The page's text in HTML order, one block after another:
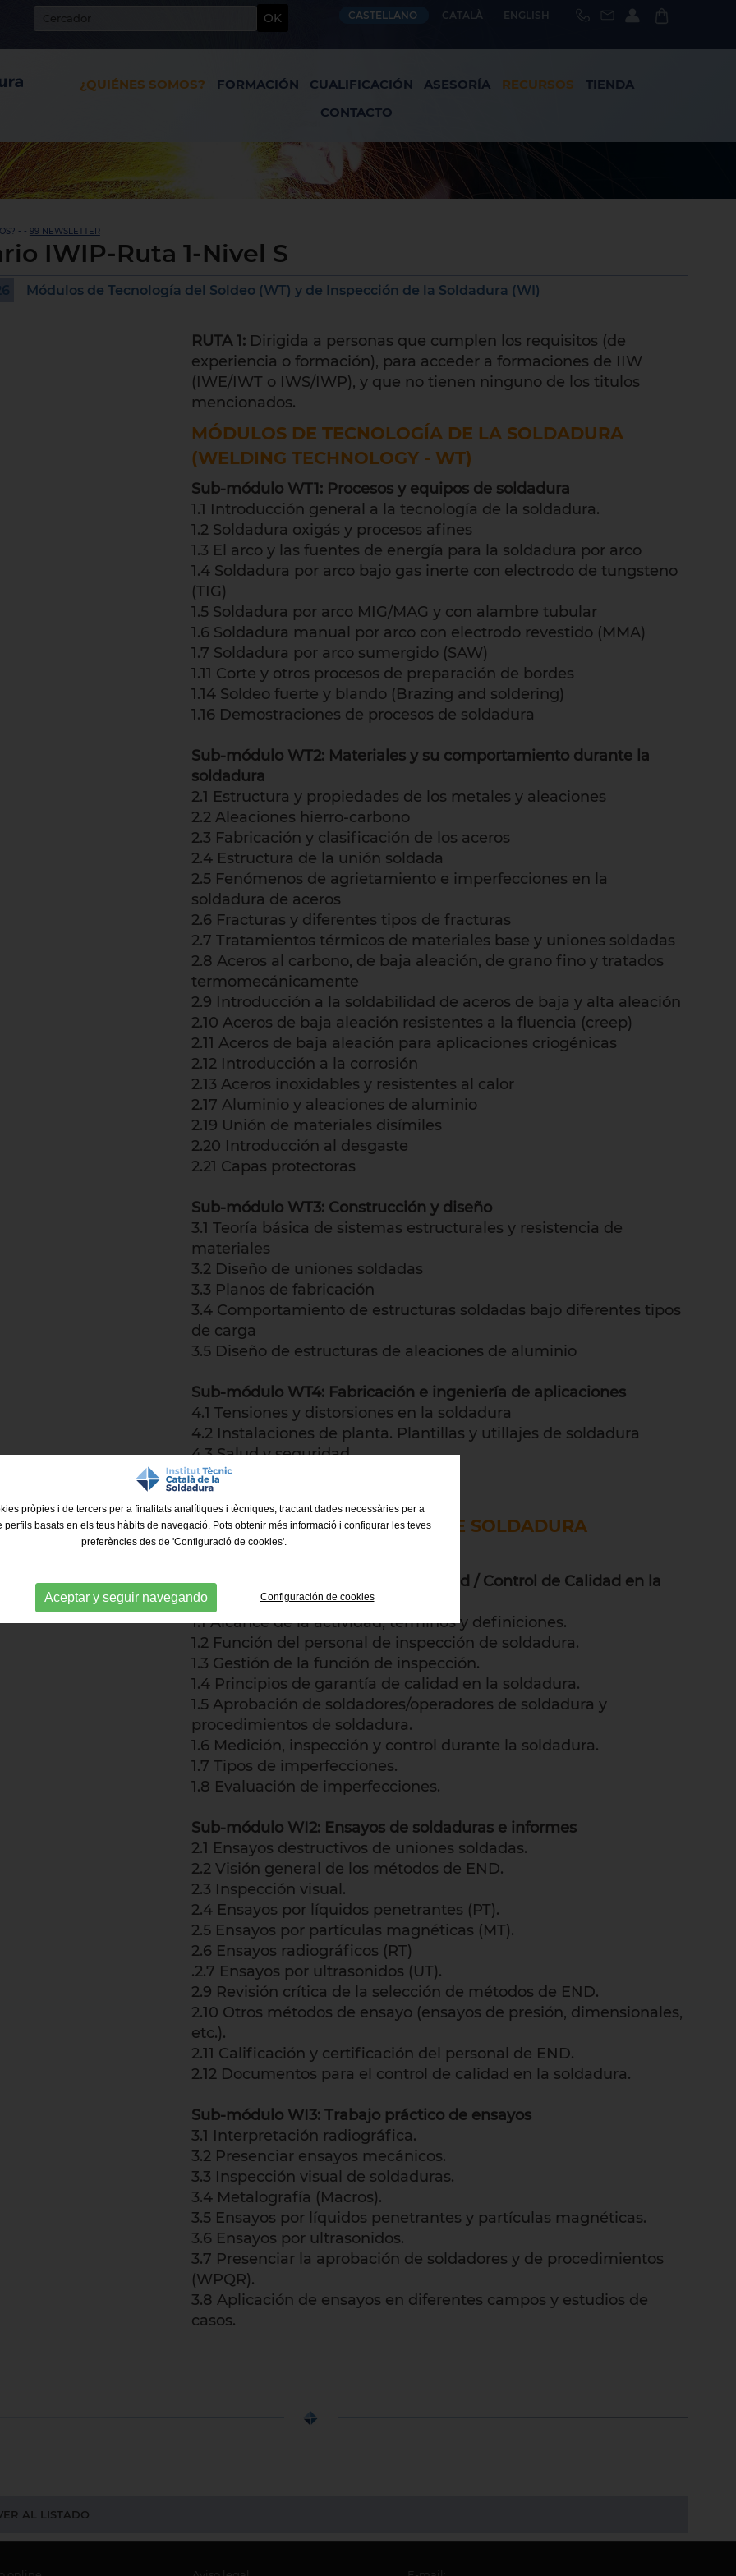
OK CASTELLANO CATALÀ ENGLISH
¿QUIÉNES SOMOS? FORMACIÓN CUALIFICACIÓN ASESORÍA RECURSOS
TIENDA
CONTACTO
- - 99 NEWSLETTER
IWIP-Ruta 1-Nivel S
Módulos de Tecnología del Soldeo (WT) y de Inspección de la Soldadura (WI)
RUTA 1: Dirigida a personas que cumplen los requisitos (de
experiencia o formación), para acceder a formaciones de IIW
(IWE/IWT o IWS/IWP), y que no tienen ninguno de los titulos
mencionados.
MÓDULOS DE TECNOLOGÍA DE LA SOLDADURA
(WELDING TECHNOLOGY - WT)
Sub-módulo WT1: Procesos y equipos de soldadura
1.1 Introducción general a la tecnología de la soldadura.
1.2 Soldadura oxigás y procesos afines
1.3 El arco y las fuentes de energía para la soldadura por arco
1.4 Soldadura por arco bajo gas inerte con electrodo de tungsteno
(TIG)
1.5 Soldadura por arco MIG/MAG y con alambre tubular
1.6 Soldadura manual por arco con electrodo revestido (MMA)
1.7 Soldadura por arco sumergido (SAW)
1.11 Corte y otros procesos de preparación de bordes
1.14 Soldeo fuerte y blando (Brazing and soldering)
1.16 Demostraciones de procesos de soldadura
Sub-módulo WT2: Materiales y su comportamiento durante la
soldadura
2.1 Estructura y propiedades de los metales y aleaciones
2.2 Aleaciones hierro-carbono
2.3 Fabricación y clasificación de los aceros
2.4 Estructura de la unión soldada
2.5 Fenómenos de agrietamiento e imperfecciones en la
soldadura de aceros
2.6 Fracturas y diferentes tipos de fracturas
2.7 Tratamientos térmicos de materiales base y uniones soldadas
2.8 Aceros al carbono, de baja aleación, de grano fino y tratados
termomecánicamente
2.9 Introducción a la soldabilidad de aceros de baja y alta aleación
2.10 Aceros de baja aleación resistentes a la fluencia (creep)
2.11 Aceros de baja aleación para aplicaciones criogénicas
2.12 Introducción a la corrosión
2.13 Aceros inoxidables y resistentes al calor
2.17 Aluminio y aleaciones de aluminio
2.19 Unión de materiales disímiles
2.20 Introducción al desgaste
2.21 Capas protectoras
Sub-módulo WT3: Construcción y diseño
3.1 Teoría básica de sistemas estructurales y resistencia de
materiales
3.2 Diseño de uniones soldadas
3.3 Planos de fabricación
3.4 Comportamiento de estructuras soldadas bajo diferentes tipos
de carga
3.5 Diseño de estructuras de aleaciones de aluminio
Sub-módulo WT4: Fabricación e ingeniería de aplicaciones
4.1 Tensiones y distorsiones en la soldadura
4.2 Instalaciones de planta. Plantillas y utillajes de soldadura
4.3 Salud y seguridad
4.4 Soldadura de reparación
MÓDULOS DE INSPECCIÓN DE SOLDADURA
(WELDING INSPECTION - WI)
Sub-módulo WI1: Garantía de Calidad / Control de Calidad en la
Inspección
1.1 Alcance de la actividad, términos y definiciones.
1.2 Función del personal de inspección de soldadura.
1.3 Gestión de la función de inspección.
1.4 Principios de garantía de calidad en la soldadura.
1.5 Aprobación de soldadores/operadores de soldadura y
procedimientos de soldadura.
1.6 Medición, inspección y control durante la soldadura.
1.7 Tipos de imperfecciones.
1.8 Evaluación de imperfecciones.
Sub-módulo WI2: Ensayos de soldaduras e informes
2.1 Ensayos destructivos de uniones soldadas.
2.2 Visión general de los métodos de END.
2.3 Inspección visual.
2.4 Ensayos por líquidos penetrantes (PT).
2.5 Ensayos por partículas magnéticas (MT).
2.6 Ensayos radiográficos (RT)
.2.7 Ensayos por ultrasonidos (UT).
2.9 Revisión crítica de la selección de métodos de END.
2.10 Otros métodos de ensayo (ensayos de presión, dimensionales,
etc.).
2.11 Calificación y certificación del personal de END.
2.12 Documentos para el control de calidad en la soldadura.
Sub-módulo WI3: Trabajo práctico de ensayos
3.1 Interpretación radiográfica.
3.2 Presenciar ensayos mecánicos.
3.3 Inspección visual de soldaduras.
3.4 Metalografía (Macros).
3.5 Ensayos por líquidos penetrantes y partículas magnéticas.
3.6 Ensayos por ultrasonidos.
3.7 Presenciar la aprobación de soldadores y de procedimientos
(WPQR).
3.8 Aplicación de ensayos en diferentes campos y estudios de
casos.
AL LISTADO
pròpies i de tercers per a finalitats analítiques i tècniques, tractant dades necessàries per a
perfils basats en els teus hàbits de navegació. Pots obtenir més informació i configurar les teves
preferències des de 'Configuració de cookies'.
Aceptar y seguir navegando Configuración de cookies